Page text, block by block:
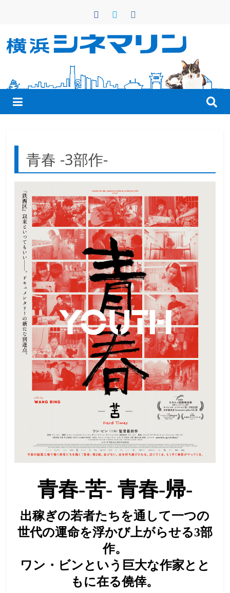
ン
横
浜
シ
ネ
マ
リ
ン
青春 -3部作-
青春-苦- 青春-帰-
出稼ぎの若者たちを通して一つの
世代の運命を浮かび上がらせる3部
作。
ワン・ビンという巨大な作家とと
もに在る僥倖。